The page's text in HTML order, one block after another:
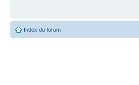
Index du forum